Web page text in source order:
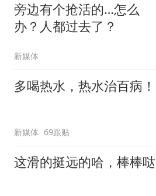
旁边有个抢活的…怎么
办？人都过去了？
新媒体
多喝热水，热水治百病！
新媒体 69跟贴
这滑的挺远的哈，棒棒哒